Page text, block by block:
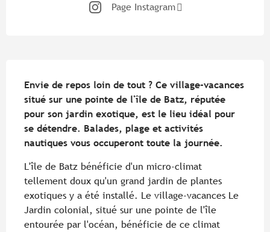
Page Instagram
Envie de repos loin de tout ? Ce village-vacances
situé sur une pointe de l'île de Batz, réputée
pour son jardin exotique, est le lieu idéal pour
se détendre. Balades, plage et activités
nautiques vous occuperont toute la journée.
L'île de Batz bénéficie d'un micro-climat
tellement doux qu'un grand jardin de plantes
exotiques y a été installé. Le village-vacances Le
Jardin colonial, situé sur une pointe de l'île
entourée par l'océan, bénéficie de ce climat